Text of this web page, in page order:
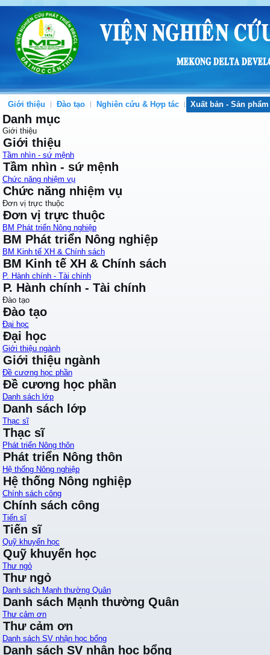
Giới thiệu Đào tạo Nghiên cứu & Hợp tác Xuất bản - Sản phẩm
Danh mục
Giới thiệu
Giới thiệu
Tầm nhìn - sứ mệnh
Tầm nhìn - sứ mệnh
Chức năng nhiệm vụ
Chức năng nhiệm vụ
Đơn vị trực thuộc
Đơn vị trực thuộc
BM Phát triển Nông nghiệp
BM Phát triển Nông nghiệp
BM Kinh tế XH & Chính sách
BM Kinh tế XH & Chính sách
P. Hành chính - Tài chính
P. Hành chính - Tài chính
Đào tạo
Đào tạo
Đại học
Đại học
Giới thiệu ngành
Giới thiệu ngành
Đề cương học phần
Đề cương học phần
Danh sách lớp
Danh sách lớp
Thạc sĩ
Thạc sĩ
Phát triển Nông thôn
Phát triển Nông thôn
Hệ thống Nông nghiệp
Hệ thống Nông nghiệp
Chính sách công
Chính sách công
Tiến sĩ
Tiến sĩ
Quỹ khuyến học
Quỹ khuyến học
Thư ngỏ
Thư ngỏ
Danh sách Mạnh thường Quân
Danh sách Mạnh thường Quân
Thư cảm ơn
Thư cảm ơn
Danh sách SV nhận học bổng
Danh sách SV nhận học bổng